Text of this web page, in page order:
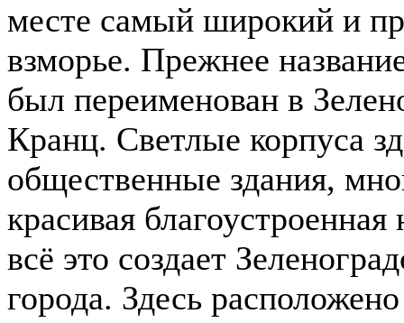
месте самый широкий и
взморье. Прежнее
был переименован в
Кранц. Светлые корпуса
общественные здания,
красивая
всё это создает
города. Здесь